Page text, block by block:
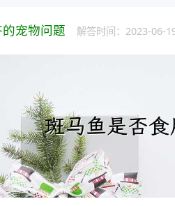
宠物问题 解答时间：2023-06-